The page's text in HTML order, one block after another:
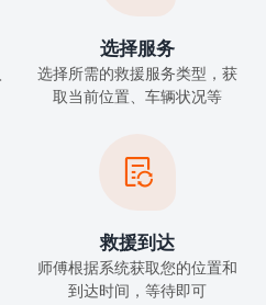
选择服务
选择所需的救援服务类型，获
取当前位置、车辆状况等

救援到达
师傅根据系统获取您的位置和
到达时间，等待即可